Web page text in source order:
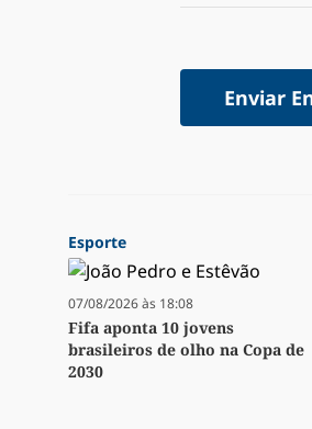
Enviar
Esporte
07/08/2026 às 18:08
Fifa aponta 10 jovens
brasileiros de olho na Copa de
2030